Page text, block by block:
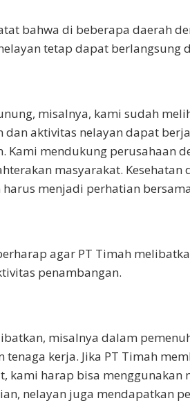
bahwa di beberapa daerah
tetap dapat berlangsung
misalnya, kami sudah
dan aktivitas nelayan dapat
Kami mendukung perusahaan
masyarakat. Kesehatan
menjadi perhatian
agar PT Timah
penambangan.
misalnya dalam
tenaga kerja. Jika PT Timah
kami harap bisa menggunakan
nelayan juga mendapatkan